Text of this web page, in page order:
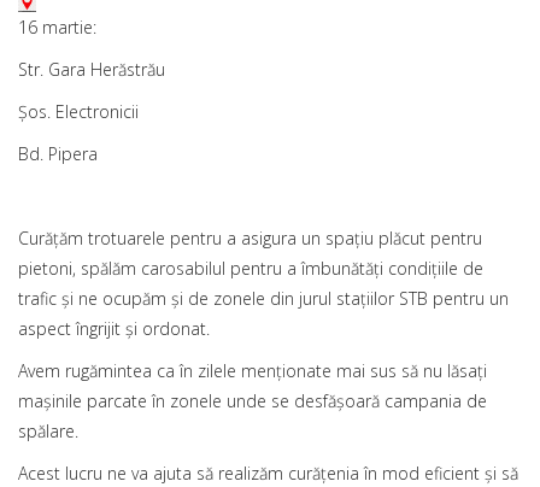
16 martie:
Str. Gara Herăstrău
Șos. Electronicii
Bd. Pipera
Curățăm trotuarele pentru a asigura un spațiu plăcut pentru
pietoni, spălăm carosabilul pentru a îmbunătăți condițiile de
trafic şi ne ocupăm și de zonele din jurul stațiilor STB pentru un
aspect îngrijit și ordonat.
Avem rugămintea ca în zilele menţionate mai sus să nu lăsaţi
mașinile parcate în zonele unde se desfășoară campania de
spălare.
Acest lucru ne va ajuta să realizăm curățenia în mod eficient și să